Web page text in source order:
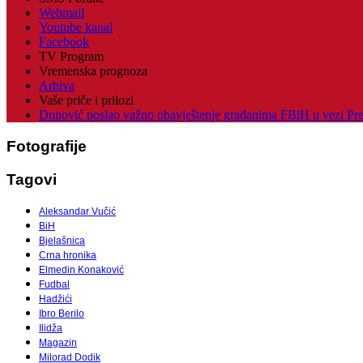
Webmail
Youtube kanal
Facebook
TV Program
Vremenska prognoza
Arhiva
Vaše priče i prilozi
Dunović poslao važno obavještenje građanima FBiH u vezi
Fotografije
Tagovi
Aleksandar Vučić
BiH
Bjelašnica
Crna hronika
Elmedin Konaković
Fudbal
Hadžići
Ibro Berilo
Ilidža
Magazin
Milorad Dodik